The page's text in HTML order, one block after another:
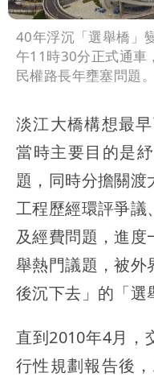
40年浮沉「選舉橋」
午11時30分正式通車
民權路長年壅塞問題
淡江大橋構想最
當時主要目的是
題，同時分擔關渡
工程歷經環評爭議
及經費問題，進度
舉熱門議題，被外
後沉下去」的「選
直到2010年4月，
行性規劃報告後